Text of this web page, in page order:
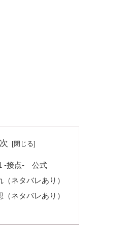
-接点- 公式
（ネタバレあり）
（ネタバレあり）